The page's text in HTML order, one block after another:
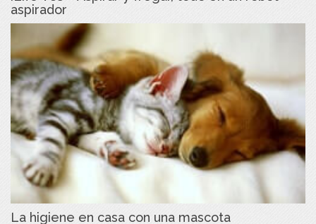
aspirador
La higiene en casa con una mascota